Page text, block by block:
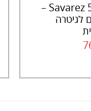
Savarez 500CJ –
לגיטרה